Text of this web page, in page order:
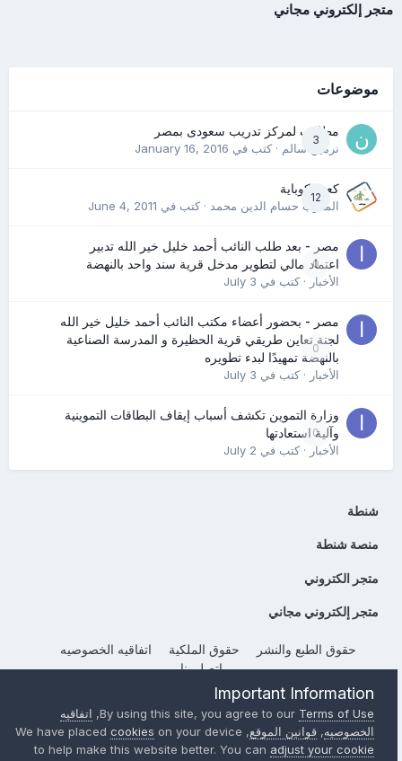
متجر إلكتروني مجاني
موضوعات
3
مطلوب لمركز تدريب سعودى بمصر
نرمين سالم· كتب في January 16, 2016
12
كعب كوباية
المدرب حسام الدين محمد· كتب في June 4, 2011
0
مصر - بعد طلب النائب أحمد خليل خير الله تدبير
اعتماد مالي لتطوير مدخل قرية سند واحد بالنهضة
الأخبار· كتب في July 3
0
مصر - بحضور أعضاء مكتب النائب أحمد خليل خير الله
لجنة تعاين طريقي قرية الحظيرة و المدرسة الصناعية
بالنهضة تمهيدًا لبدء تطويره
الأخبار· كتب في July 3
0
وزارة التموين تكشف أسباب إيقاف البطاقات التموينية
وآلية استعادتها
الأخبار· كتب في July 2
شنطة
منصة شنطة
متجر الكتروني
متجر إلكتروني مجاني
حقوق الطبع والنشر حقوق الملكية
اتفاقيه الخصوصيه
إتصل بنا
Powered by Invision CommunityImportant Information
By using this site, you agree to ourTerms of Use
, اتفاقيه
الخصوصيه, قوانين الموقع, We have placed
cookies on your device
to help make this website better. You canadjust your cookie